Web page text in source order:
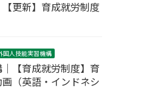
更新】育成就労制度
国人技能実習機構
【育成就労制度】育
（英語・インドネシ